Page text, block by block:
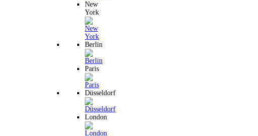
New
York
Berlin
Paris
Düsseldorf
London